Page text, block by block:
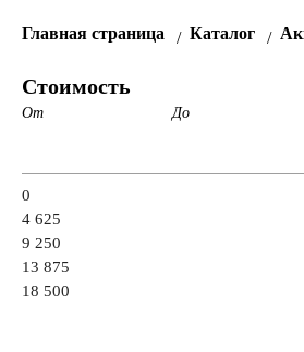
Главная страница Каталог
Стоимость
От До
0
4 625
9 250
13 875
18 500